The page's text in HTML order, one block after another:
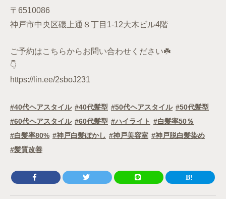
〒6510086
神戸市中央区磯上通８丁目1-12大木ビル4階
ご予約はこちらからお問い合わせください☘️
👇
https://lin.ee/2sboJ231
40代ヘアスタイル 40代髪型 50代ヘアスタイル
50代髪型
60代ヘアスタイル
60代髪型 ハイライト
白髪率50％
白髪率80%
神戸白髪ぼかし 神戸美容室
神戸脱白髪染め
髪質改善